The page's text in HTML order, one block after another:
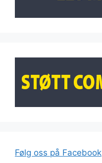
Følg oss på Facebook